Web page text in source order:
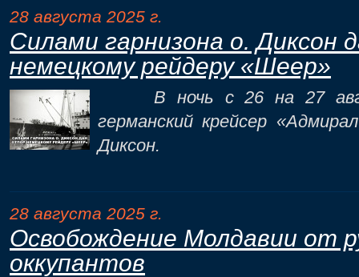
28 августа 2025 г.
Силами гарнизона о. Диксон
немецкому рейдеру «Шеер»
В ночь с 26 на 27
германский крейсер
Диксон.
28 августа 2025 г.
Освобождение Молдавии от
оккупантов